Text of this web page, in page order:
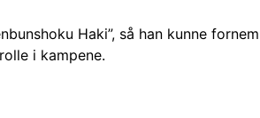
Haki”, så han kunne
i kampene.